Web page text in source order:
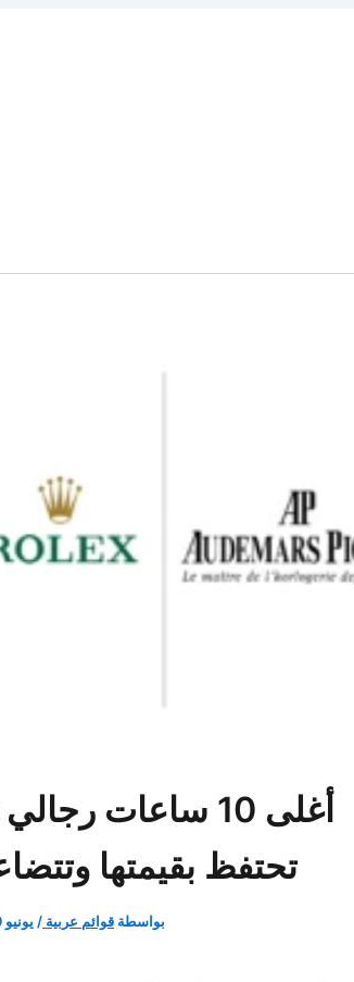
أغلى 10 ساعات
تحتفظ بقيمتها
بواسطة قوائم عربية / يونيو 19, 2025